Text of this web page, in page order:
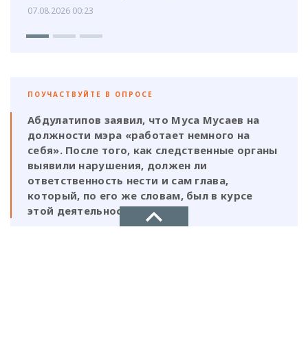
07.08.2026 00:23
ПОУЧАСТВУЙТЕ В ОПРОСЕ
Абдулатипов заявил, что Муса Мусаев на
должности мэра «работает немного на
себя». После того, как следственные органы
выявили нарушения, должен ли
ответственность нести и сам глава,
который, по его же словам, был в курсе
этой деятельности?